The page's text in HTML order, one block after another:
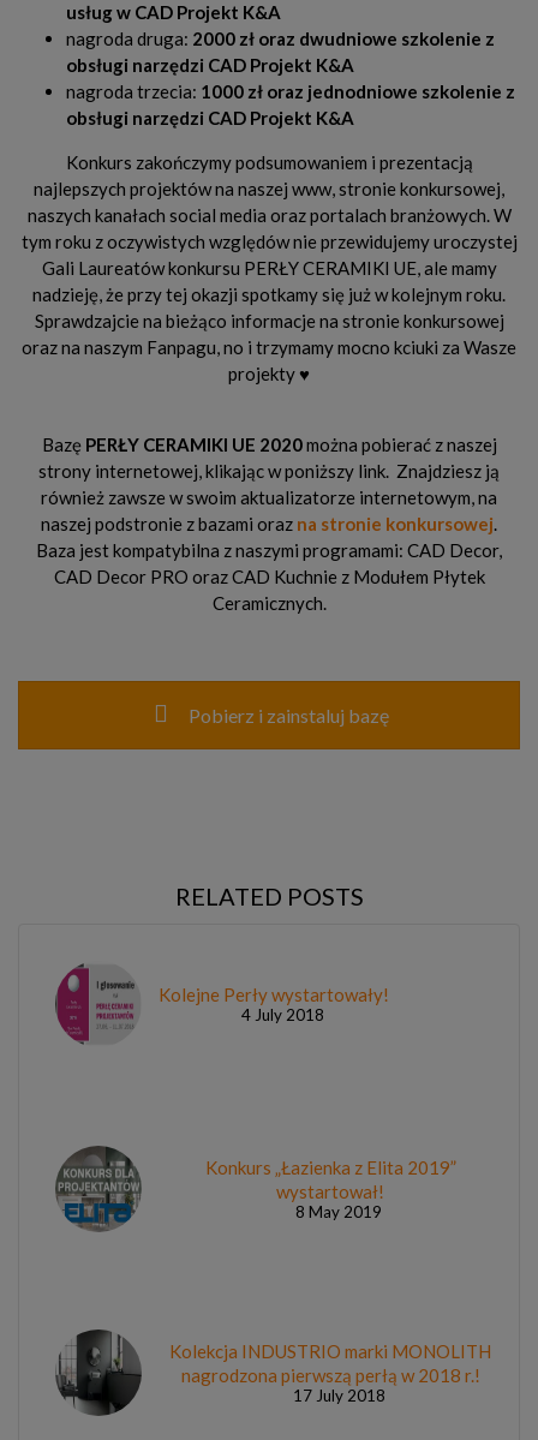
usług w CAD Projekt K&A
nagroda druga: 2000 zł oraz dwudniowe szkolenie z
obsługi narzędzi CAD Projekt K&A
nagroda trzecia: 1000 zł oraz jednodniowe szkolenie z
obsługi narzędzi CAD Projekt K&A
Konkurs zakończymy podsumowaniem i prezentacją
najlepszych projektów na naszej www, stronie konkursowej,
naszych kanałach social media oraz portalach branżowych. W
tym roku z oczywistych względów nie przewidujemy uroczystej
Gali Laureatów konkursu PERŁY CERAMIKI UE, ale mamy
nadzieję, że przy tej okazji spotkamy się już w kolejnym roku.
Sprawdzajcie na bieżąco informacje na stronie konkursowej
oraz na naszym Fanpagu, no i trzymamy mocno kciuki za Wasze
projekty ♥
Bazę PERŁY CERAMIKI UE 2020można pobierać z naszej
strony internetowej, klikając w poniższy link. Znajdziesz ją
również zawsze w swoim aktualizatorze internetowym, na
naszej podstronie z bazami oraz na stronie konkursowej.
Baza jest kompatybilna z naszymi programami: CAD Decor,
CAD Decor PRO oraz CAD Kuchnie z Modułem Płytek
Ceramicznych.
Pobierz i zainstaluj bazę
RELATED POSTS
Kolejne Perły wystartowały!
4 July 2018
Konkurs „Łazienka z Elita 2019”
wystartował!
8 May 2019
Kolekcja INDUSTRIO marki MONOLITH
nagrodzona pierwszą perłą w 2018 r.!
17 July 2018